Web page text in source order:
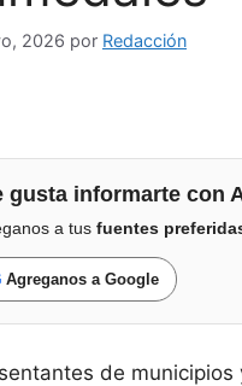
2026 por Redacción
gusta informarte con
a tus fuentes
Agreganos a Google
de